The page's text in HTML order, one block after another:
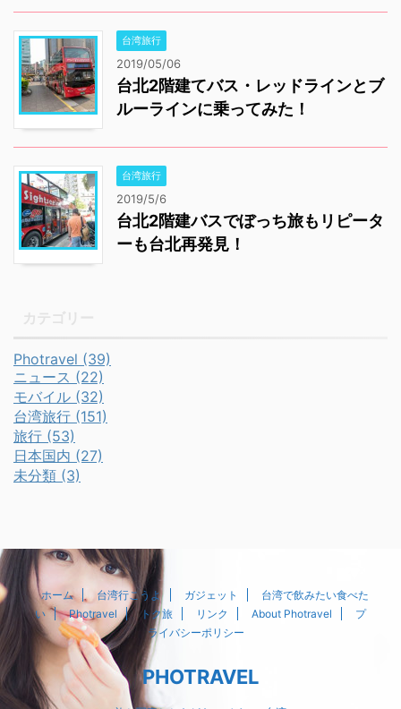
台湾旅行
2019/05/06
台北2階建てバス・レッドラインとブ
ルーラインに乗ってみた！
台湾旅行
2019/5/6
台北2階建バスでぼっち旅もリピータ
ーも台北再発見！
Photravel (39)
ニュース (22)
モバイル (32)
台湾旅行 (151)
旅行 (53)
日本国内 (27)
未分類 (3)
ホーム 台湾行こうよ ガジェット
台湾で飲みたい食べた
い
Photravel トク旅 リンク About Photravel
プ
ライバシーポリシー
PHOTRAVEL